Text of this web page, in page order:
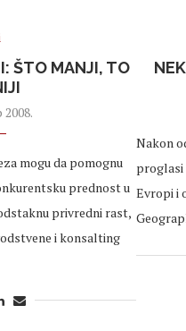
ŠTO MANJI, TO
mogu da pomognu
prednost u
privredni rast,
i konsalting
Nakon
proglasi
Evropi i